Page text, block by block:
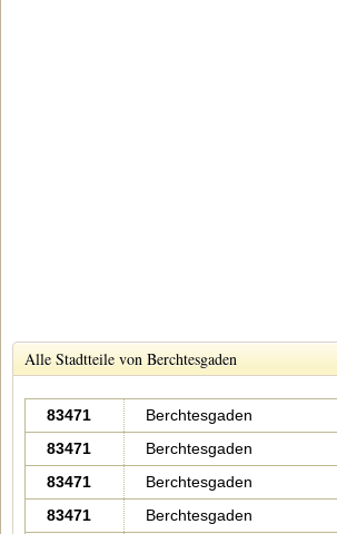
Alle Stadtteile von Berchtesgaden
83471
Berchtesgaden
83471
Berchtesgaden
83471
Berchtesgaden
83471
Berchtesgaden